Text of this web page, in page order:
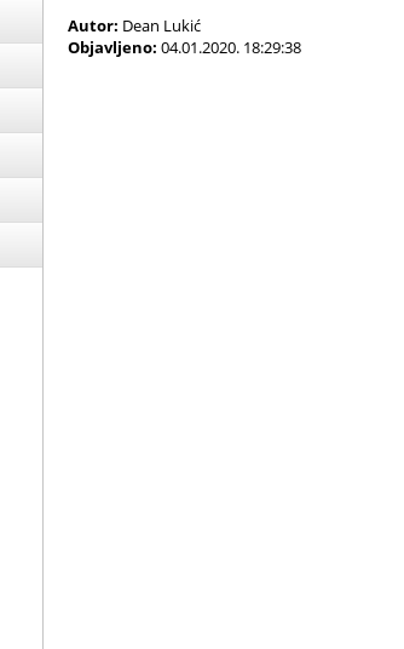
Autor: Dean Lukić
Objavljeno: 04.01.2020. 18:29:38